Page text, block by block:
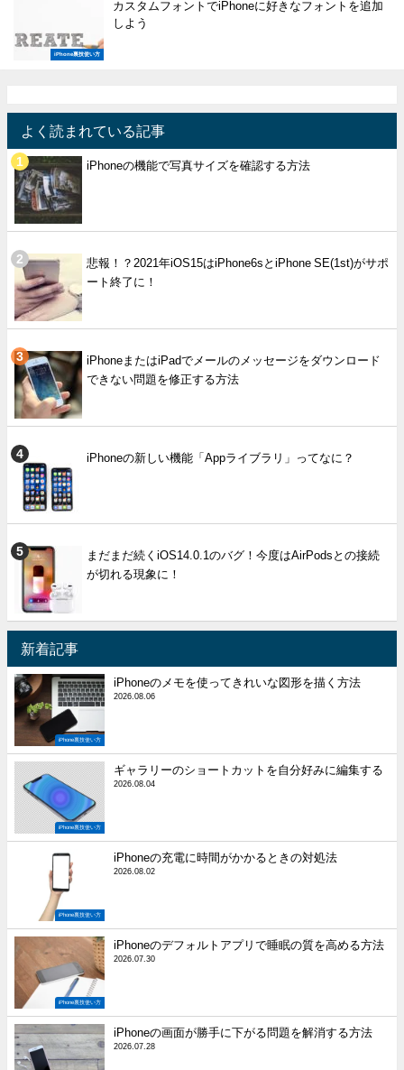
iPhone裏技使い方
カスタムフォントでiPhoneに好きなフォントを追加
しよう
よく読まれている記事
iPhoneの機能で写真サイズを確認する方法
悲報！？2021年iOS15はiPhone6sとiPhone SE(1st)がサポ
ート終了に！
iPhoneまたはiPadでメールのメッセージをダウンロード
できない問題を修正する方法
iPhoneの新しい機能「Appライブラリ」ってなに？
まだまだ続くiOS14.0.1のバグ！今度はAirPodsとの接続
が切れる現象に！
新着記事
iPhone裏技使い方
iPhoneのメモを使ってきれいな図形を描く方法
2026.08.06
iPhone裏技使い方
ギャラリーのショートカットを自分好みに編集する
2026.08.04
iPhone裏技使い方
iPhoneの充電に時間がかかるときの対処法
2026.08.02
iPhone裏技使い方
iPhoneのデフォルトアプリで睡眠の質を高める方法
2026.07.30
iPhoneの画面が勝手に下がる問題を解消する方法
2026.07.28